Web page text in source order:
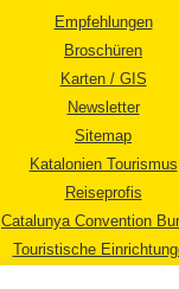
Empfehlungen
Broschüren
Karten / GIS
Newsletter
Sitemap
Katalonien Tourismus
Reiseprofis
Catalunya Convention
Touristische